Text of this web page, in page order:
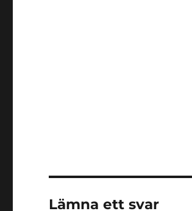
Lämna ett svar